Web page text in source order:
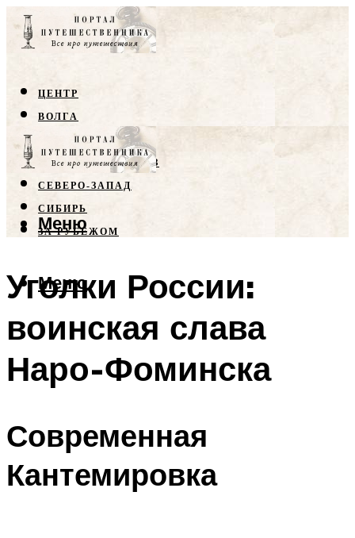
ЦЕНТР
ВОЛГА
КРЫМ
СЕВЕРНЫЙ КАВКАЗ
СЕВЕРО-ЗАПАД
СИБИРЬ
ЗА РУБЕЖОМ
Меню
Меню
Уголки России:
воинская слава
Наро-Фоминска
Современная
Кантемировка